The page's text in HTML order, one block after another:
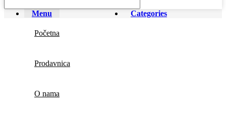
Menu Categories
Početna
Prodavnica
O nama